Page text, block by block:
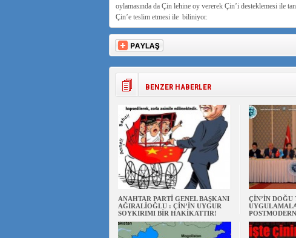
oylamasında da Çin lehine oy vererek Çin’i desteklemesi ile
Çin’e teslim etmesi ile biliniyor.
BENZER HABERLER
ANAHTAR PARTİ GENEL BAŞKANI
AĞIRALİOĞLU : ÇİN’İN UYGUR
SOYKIRIMI BİR HAKİKATTIR!
ÇİN’İN DOĞU